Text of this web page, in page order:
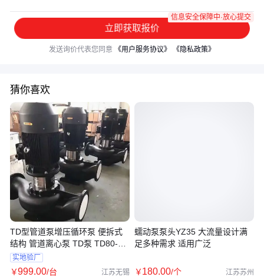
立即获取报价
信息安全保障中·放心提交
发送询价代表您同意 《用户服务协议》 《隐私政策》
猜你喜欢
TD型管道泵增压循环泵 便拆式
结构 管道离心泵 TD泵 TD80-
38/2
实地验厂
￥999.00/台 江苏无锡
蠕动泵泵头YZ35 大流量设计满
足多种需求 适用广泛
￥180.00/个 江苏苏州